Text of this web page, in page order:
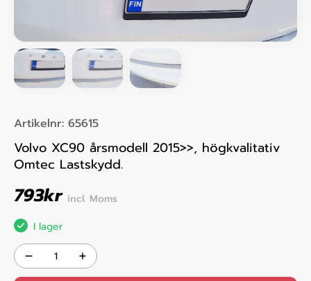
Artikelnr: 65615
Volvo XC90 årsmodell 2015>>, högkvalitativ
Omtec Lastskydd.
793kr incl. Moms
I lager